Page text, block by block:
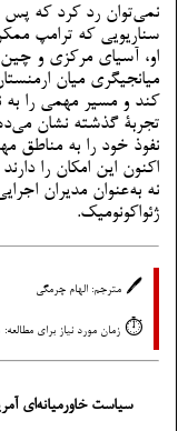
نمی‌توان رد کرد که پس
سناریویی که ترامپ
او، آسیای مرکزی و چین
میانجیگری میان
کند و مسیر مهمی را به
تجربۀ گذشته نشان
نفوذ خود را به مناطق
اکنون این امکان را
نه به‌عنوان مدیران
ژئواکونومیک.
🖊️ مترجم: الهام چرمگی
⏱️ زمان مورد نیاز برای مطالعه: 9 دقیقه
سیاست خاورمیانه‌ای